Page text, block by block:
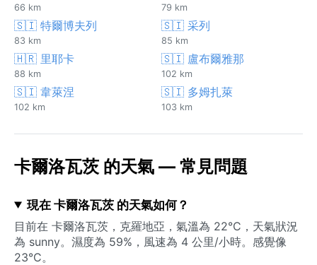
66 km 79 km
🇸🇮 特爾博夫列
83 km
🇸🇮 采列
85 km
🇭🇷 里耶卡
88 km
🇸🇮 盧布爾雅那
102 km
🇸🇮 韋萊涅
102 km
🇸🇮 多姆扎萊
103 km
卡爾洛瓦茨 的天氣 — 常見問題
現在 卡爾洛瓦茨 的天氣如何？
目前在 卡爾洛瓦茨，克羅地亞，氣溫為 22°C，天氣狀況
為 sunny。濕度為 59%，風速為 4 公里/小時。感覺像
23°C。